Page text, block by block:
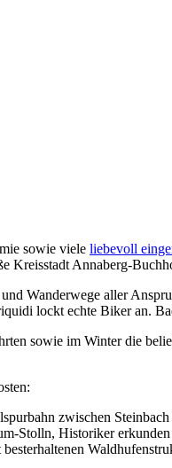
sowie viele liebevoll
Kreisstadt Annaberg-
Wanderwege aller
lockt echte Biker an.
sowie im Winter die
zwischen
Stolln, Historiker